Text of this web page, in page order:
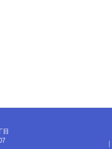
目
｜